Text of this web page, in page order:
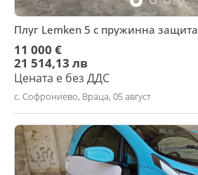
Плуг Lemken 5 с пружинна защита
11 000 €
21 514,13 лв
Цената е без ДДС
с. Софрониево, Враца, 05 август